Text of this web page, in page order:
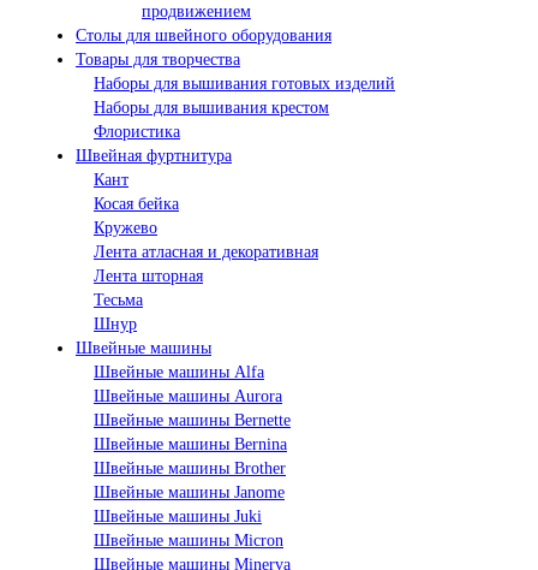
продвижением
Столы для швейного оборудования
Товары для творчества
Наборы для вышивания готовых изделий
Наборы для вышивания крестом
Флористика
Швейная фуртнитура
Кант
Косая бейка
Кружево
Лента aтласная и декоративная
Лента шторная
Тесьма
Шнур
Швейные машины
Швейные машины Alfa
Швейные машины Aurora
Швейные машины Bernette
Швейные машины Bernina
Швейные машины Brother
Швейные машины Janome
Швейные машины Juki
Швейные машины Micron
Швейные машины Minerva